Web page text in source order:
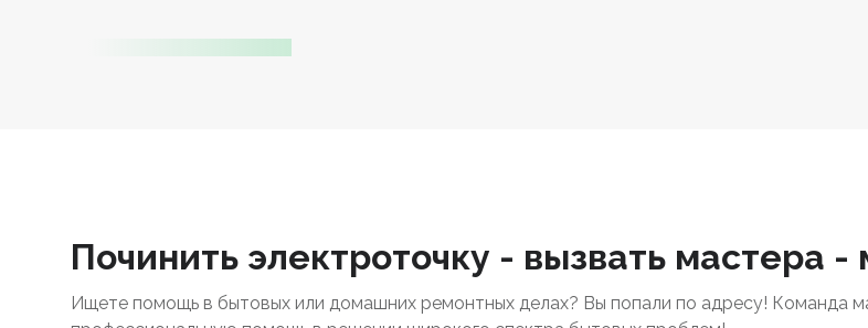
Починить электроточку - вызвать мастера
Ищете помощь в бытовых или домашних ремонтных делах? Вы попали по адресу! Команда